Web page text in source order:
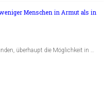
Menschen in Armut als in
überhaupt die Möglichkeit in …